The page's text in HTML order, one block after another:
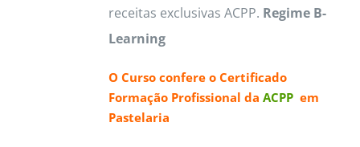
receitas exclusivas ACPP. Regime B-
Learning
O Curso confere o Certificado
Formação Profissional da ACPPem
Pastelaria